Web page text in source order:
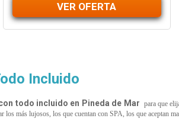
VER OFERTA
Incluido
todo incluido en Pineda de Mar para que
más lujosos, los que cuentan con SPA, los que aceptan